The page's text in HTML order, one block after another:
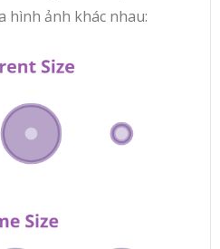
hình ảnh khác nhau: